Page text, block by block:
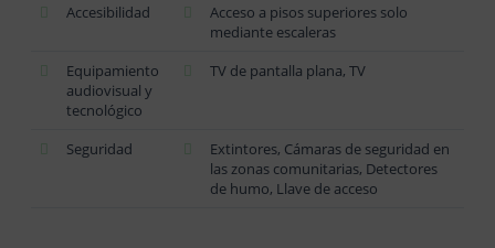
Accesibilidad
Acceso a pisos superiores solo
mediante escaleras
Equipamiento
audiovisual y
tecnológico
TV de pantalla plana, TV
Seguridad
Extintores, Cámaras de seguridad en
las zonas comunitarias, Detectores
de humo, Llave de acceso